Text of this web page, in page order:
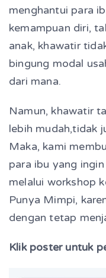
menghantui para
kemampuan diri,
anak, khawatir
bingung modal
dari mana.
Namun, khawatir
lebih mudah,tidak
Maka, kami
para ibu yang
melalui workshop
Punya Mimpi,
dengan tetap
Klik poster untuk